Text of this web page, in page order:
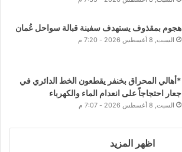
هجوم بمقذوف يستهدف سفينة قبالة سواحل عُمان
السبت, 8 أغسطس 2026 - 7:20 م
*أهالي المحراق بخنفر يقطعون الخط الدائري في
جعار احتجاجاً على انعدام الماء والكهرباء
السبت, 8 أغسطس 2026 - 7:07 م
اظهر المزيد